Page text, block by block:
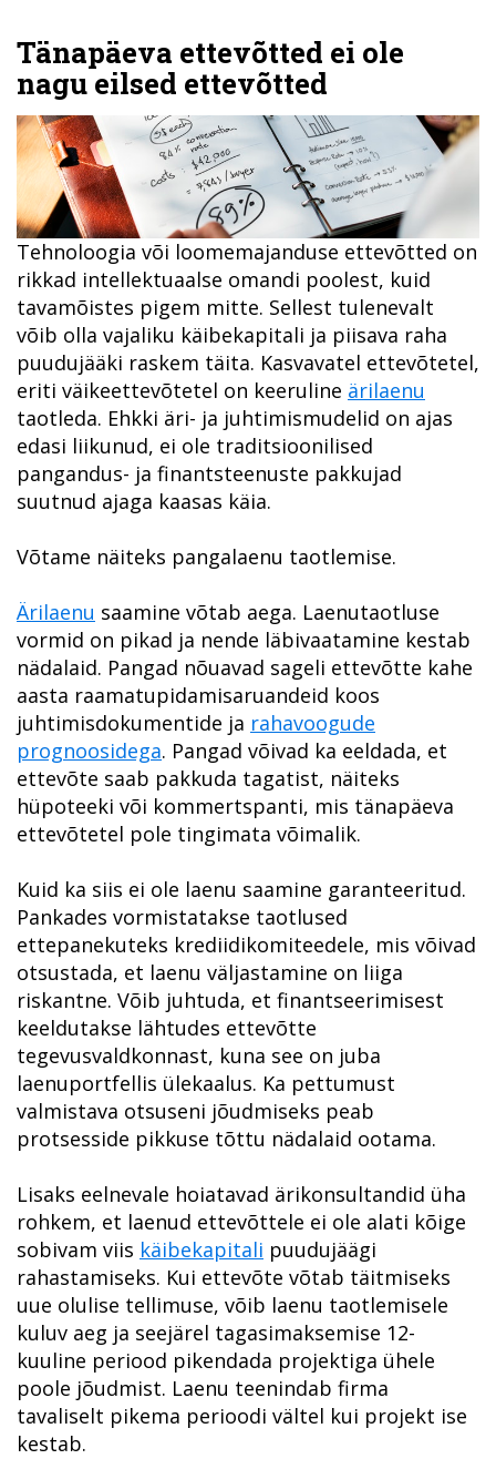
Tänapäeva ettevõtted ei ole
nagu eilsed ettevõtted
Tehnoloogia või loomemajanduse ettevõtted on
rikkad intellektuaalse omandi poolest, kuid
tavamõistes pigem mitte. Sellest tulenevalt
võib olla vajaliku käibekapitali ja piisava raha
puudujääki raskem täita. Kasvavatel ettevõtetel,
eriti väikeettevõtetel on keeruline ärilaenu
taotleda. Ehkki äri- ja juhtimismudelid on ajas
edasi liikunud, ei ole traditsioonilised
pangandus- ja finantsteenuste pakkujad
suutnud ajaga kaasas käia.
Võtame näiteks pangalaenu taotlemise.
Ärilaenu saamine võtab aega. Laenutaotluse
vormid on pikad ja nende läbivaatamine kestab
nädalaid. Pangad nõuavad sageli ettevõtte kahe
aasta raamatupidamisaruandeid koos
juhtimisdokumentide ja rahavoogude
prognoosidega. Pangad võivad ka eeldada, et
ettevõte saab pakkuda tagatist, näiteks
hüpoteeki või kommertspanti, mis tänapäeva
ettevõtetel pole tingimata võimalik.
Kuid ka siis ei ole laenu saamine garanteeritud.
Pankades vormistatakse taotlused
ettepanekuteks krediidikomiteedele, mis võivad
otsustada, et laenu väljastamine on liiga
riskantne. Võib juhtuda, et finantseerimisest
keeldutakse lähtudes ettevõtte
tegevusvaldkonnast, kuna see on juba
laenuportfellis ülekaalus. Ka pettumust
valmistava otsuseni jõudmiseks peab
protsesside pikkuse tõttu nädalaid ootama.
Lisaks eelnevale hoiatavad ärikonsultandid üha
rohkem, et laenud ettevõttele ei ole alati kõige
sobivam viis käibekapitali puudujäägi
rahastamiseks. Kui ettevõte võtab täitmiseks
uue olulise tellimuse, võib laenu taotlemisele
kuluv aeg ja seejärel tagasimaksemise 12-
kuuline periood pikendada projektiga ühele
poole jõudmist. Laenu teenindab firma
tavaliselt pikema perioodi vältel kui projekt ise
kestab.